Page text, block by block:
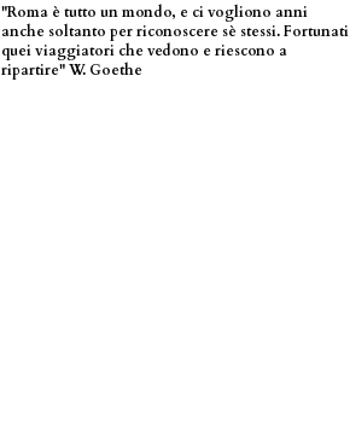
"Roma è tutto un mondo, e ci vogliono anni
anche soltanto per riconoscere sè stessi. Fortunati
quei viaggiatori che vedono e riescono a
ripartire" W. Goethe